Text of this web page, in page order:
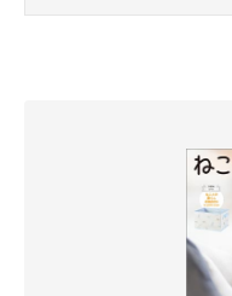
▼地震などが起こったと
地震などの異常事態が発